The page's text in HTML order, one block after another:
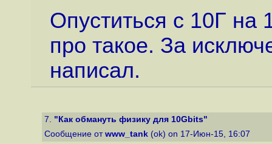
Опуститься с 10Г на
про такое. За
написал.
7. "Как обмануть физику для 10Gbits"
Сообщение от www_tank (ok) on 17-Июн-15, 16:07